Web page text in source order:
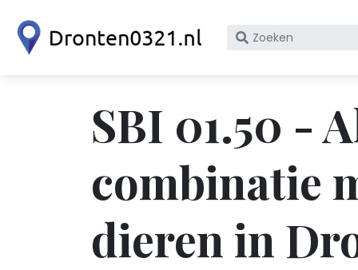
Zoek
KvK
nummer
SBI 01.50 -
combinatie
dieren in